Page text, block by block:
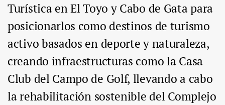
Turística en El Toyo y Cabo de Gata para
posicionarlos como destinos de turismo
activo basados en deporte y naturaleza,
creando infraestructuras como la Casa
Club del Campo de Golf, llevando a cabo
la rehabilitación sostenible del Complejo